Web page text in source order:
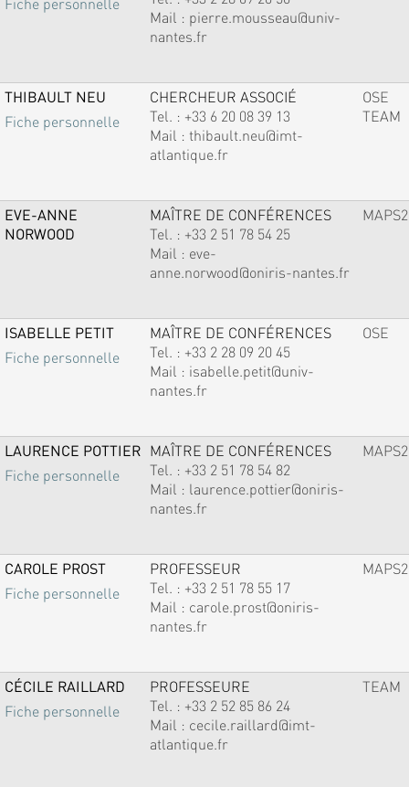
Mail : pierre.mousseau@univ-
nantes.fr
THIBAULT NEU
Fiche personnelle
CHERCHEUR ASSOCIÉ
Tel. : +33 6 20 08 39 13
Mail : thibault.neu@imt-
atlantique.fr
OSE
TEAM
EVE-ANNE
NORWOOD
MAÎTRE DE CONFÉRENCES
Tel. : +33 2 51 78 54 25
Mail : eve-
anne.norwood@oniris-nantes.fr
MAPS2
ISABELLE PETIT
Fiche personnelle
MAÎTRE DE CONFÉRENCES
Tel. : +33 2 28 09 20 45
Mail : isabelle.petit@univ-
nantes.fr
OSE
LAURENCE POTTIER
Fiche personnelle
MAÎTRE DE CONFÉRENCES
Tel. : +33 2 51 78 54 82
Mail : laurence.pottier@oniris-
nantes.fr
MAPS2
CAROLE PROST
Fiche personnelle
PROFESSEUR
Tel. : +33 2 51 78 55 17
Mail : carole.prost@oniris-
nantes.fr
MAPS2
CÉCILE RAILLARD
Fiche personnelle
PROFESSEURE
Tel. : +33 2 52 85 86 24
Mail : cecile.raillard@imt-
atlantique.fr
TEAM